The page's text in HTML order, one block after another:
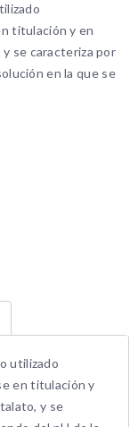
titulación y en
se caracteriza por
en la que se
utilizado
en titulación y
y se